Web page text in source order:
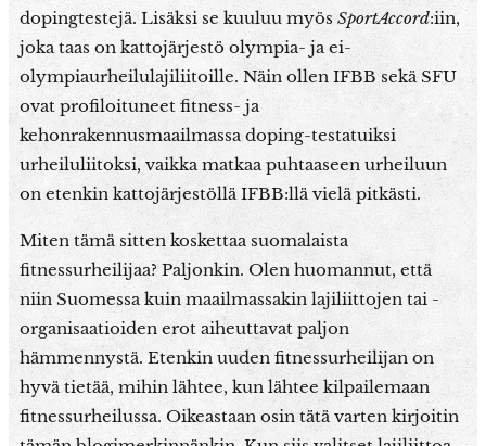
dopingtestejä. Lisäksi se kuuluu myös SportAccord:iin,
joka taas on kattojärjestö olympia- ja ei-
olympiaurheilulajiliitoille. Näin ollen IFBB sekä SFU
ovat profiloituneet fitness- ja
kehonrakennusmaailmassa doping-testatuiksi
urheiluliitoksi, vaikka matkaa puhtaaseen urheiluun
on etenkin kattojärjestöllä IFBB:llä vielä pitkästi.
Miten tämä sitten koskettaa suomalaista
fitnessurheilijaa? Paljonkin. Olen huomannut, että
niin Suomessa kuin maailmassakin lajiliittojen tai -
organisaatioiden erot aiheuttavat paljon
hämmennystä. Etenkin uuden fitnessurheilijan on
hyvä tietää, mihin lähtee, kun lähtee kilpailemaan
fitnessurheilussa. Oikeastaan osin tätä varten kirjoitin